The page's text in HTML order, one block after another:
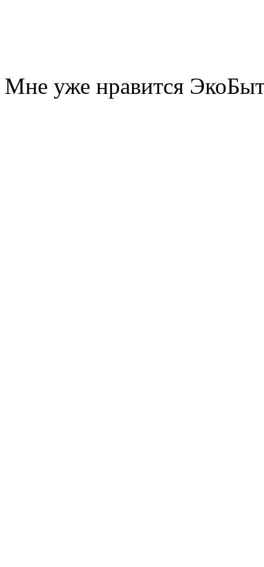
Мне уже нравится